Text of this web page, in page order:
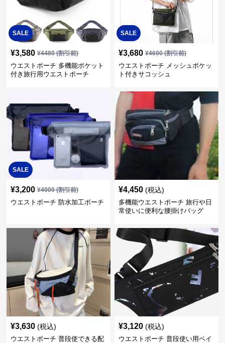
SALE
¥3,580 ¥4480(割引前)
ウエストポーチ 多機能ポケット
付き旅行用ウエストポーチ
SALE
¥3,680 ¥4600(割引前)
ウエストポーチ メッシュポケッ
ト付きサコッシュ
SALE
¥3,200 ¥4000(割引前)
ウエストポーチ 防水加工ポーチ
¥4,450 (税込)
多機能ウエストポーチ 旅行や日
常使いに便利な腰掛けバッグ
¥3,630 (税込)
ウエストポーチ 普段使できる配
¥3,120 (税込)
ウエストポーチ 普段使い用ペイ